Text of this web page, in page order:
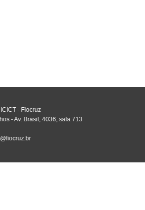
- Fiocruz
- Av. Brasil, 4036, sala 713